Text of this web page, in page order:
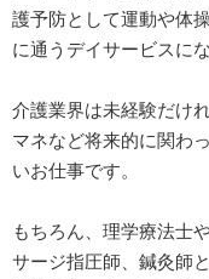
護予防として運動や体
に通うデイサービスにな
介護業界は未経験だけ
マネなど将来的に関わ
いお仕事です。
もちろん、理学療法士
サージ指圧師、鍼灸師